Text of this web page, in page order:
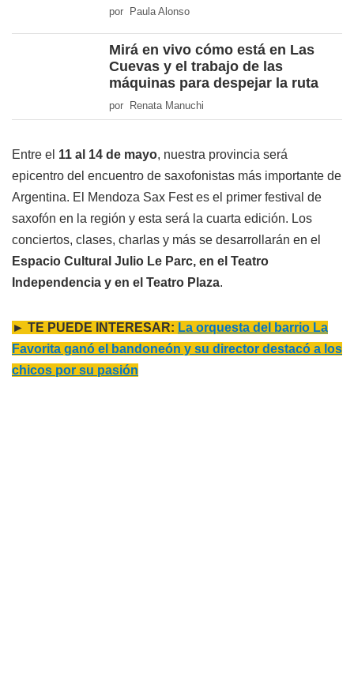
por Paula Alonso
Mirá en vivo cómo está en Las
Cuevas y el trabajo de las
máquinas para despejar la ruta
por Renata Manuchi
Entre el 11 al 14 de mayo, nuestra provincia será
epicentro del encuentro de saxofonistas más importante de
Argentina. El Mendoza Sax Fest es el primer festival de
saxofón en la región y esta será la cuarta edición. Los
conciertos, clases, charlas y más se desarrollarán en el
Espacio Cultural Julio Le Parc, en el Teatro
Independencia y en el Teatro Plaza.
► TE PUEDE INTERESAR: La orquesta del barrio La
Favorita ganó el bandoneón y su director destacó a los
chicos por su pasión